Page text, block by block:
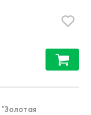
"Золотая